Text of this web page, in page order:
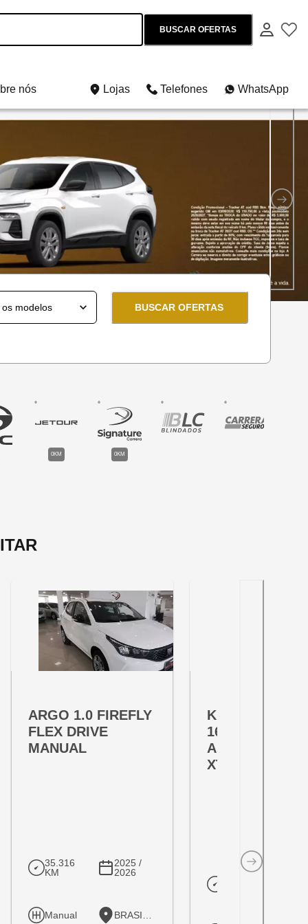
BUSCAR OFERTAS
nós Lojas Telefones WhatsApp
e usados
BUSCAR OFERTAS
0KM 0KM
ARGO 1.0 FIREFLY
FLEX DRIVE
MANUAL
35.316
KM
2025 /
2026
Manual
KICKS PLAY
16V
ADVANCE
XTRONIC